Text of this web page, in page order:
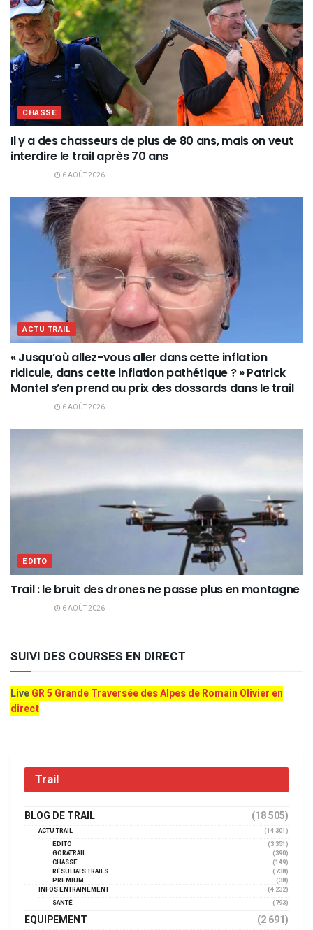
CHASSE
Il y a des chasseurs de plus de 80 ans, mais on veut
interdire le trail après 70 ans
6 AOÛT 2026
ACTU TRAIL
« Jusqu’où allez-vous aller dans cette inflation
ridicule, dans cette inflation pathétique ? » Patrick
Montel s’en prend au prix des dossards dans le trail
6 AOÛT 2026
EDITO
Trail : le bruit des drones ne passe plus en montagne
6 AOÛT 2026
SUIVI DES COURSES EN DIRECT
LiveGR 5 Grande Traversée des Alpes de Romain Olivier en
direct
Trail
BLOG DE TRAIL (18 505)
ACTU TRAIL
(14 301)
EDITO
(3 351)
GORATRAIL
(390)
CHASSE
(149)
RÉSULTATS TRAILS
(738)
PREMIUM
(38)
INFOS ENTRAINEMENT
(4 232)
SANTÉ
(793)
EQUIPEMENT (2 691)